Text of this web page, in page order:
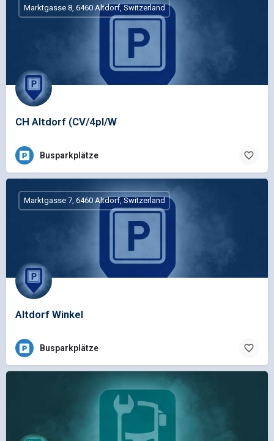
CH Altdorf (CV/4pl/W
Marktgasse 8, 6460 Altdorf, Switzerland
Busparkplätze
Altdorf Winkel
Marktgasse 7, 6460 Altdorf, Switzerland
Busparkplätze